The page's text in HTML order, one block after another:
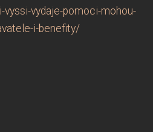
vyssi-vydaje-pomoci-mohou-
i-benefity/